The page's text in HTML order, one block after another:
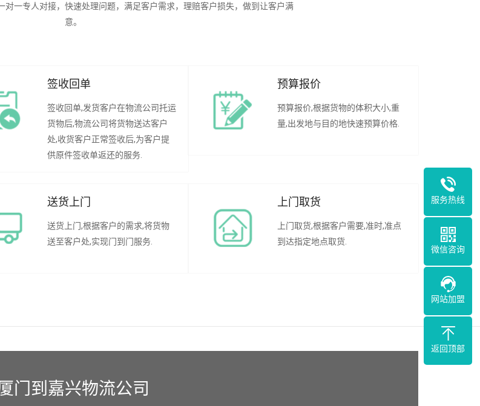
对一专人对接，快速处理问题，满足客户需求，理赔客户损失，做到让客户满
意。
签收回单
签收回单,发货客户在物流公司托运
货物后,物流公司将货物送达客户
处,收货客户正常签收后,为客户提
供原件签收单返还的服务.
预算报价
预算报价,根据货物的体积大小,重
量,出发地与目的地快速预算价格.
送货上门
送货上门,根据客户的需求,将货物
送至客户处,实现门到门服务.
上门取货
上门取货,根据客户需要,准时,准点
到达指定地点取货.
门到嘉兴物流公司
服务热线
微信咨询
网站加盟
返回顶部